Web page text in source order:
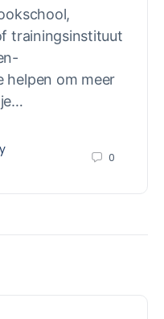
trainingsinstituut
helpen om meer
0